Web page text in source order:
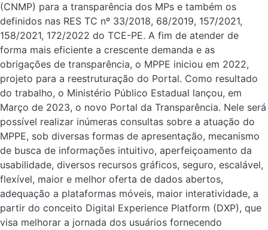
(CNMP) para a transparência dos MPs e também os
definidos nas RES TC nº 33/2018, 68/2019, 157/2021,
158/2021, 172/2022 do TCE-PE. A fim de atender de
forma mais eficiente a crescente demanda e as
obrigações de transparência, o MPPE iniciou em 2022,
projeto para a reestruturação do Portal. Como resultado
do trabalho, o Ministério Público Estadual lançou, em
Março de 2023, o novo Portal da Transparência. Nele será
possível realizar inúmeras consultas sobre a atuação do
MPPE, sob diversas formas de apresentação, mecanismo
de busca de informações intuitivo, aperfeiçoamento da
usabilidade, diversos recursos gráficos, seguro, escalável,
flexível, maior e melhor oferta de dados abertos,
adequação a plataformas móveis, maior interatividade, a
partir do conceito Digital Experience Platform (DXP), que
visa melhorar a jornada dos usuários fornecendo